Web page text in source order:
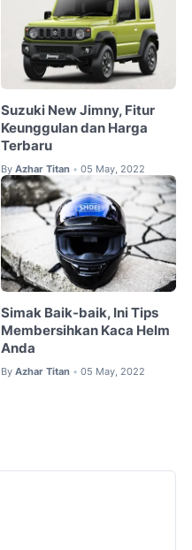
Suzuki New Jimny, Fitur
Keunggulan dan Harga
Terbaru
By Azhar Titan • 05 May, 2022
Simak Baik-baik, Ini Tips
Membersihkan Kaca Helm
Anda
By Azhar Titan • 05 May, 2022